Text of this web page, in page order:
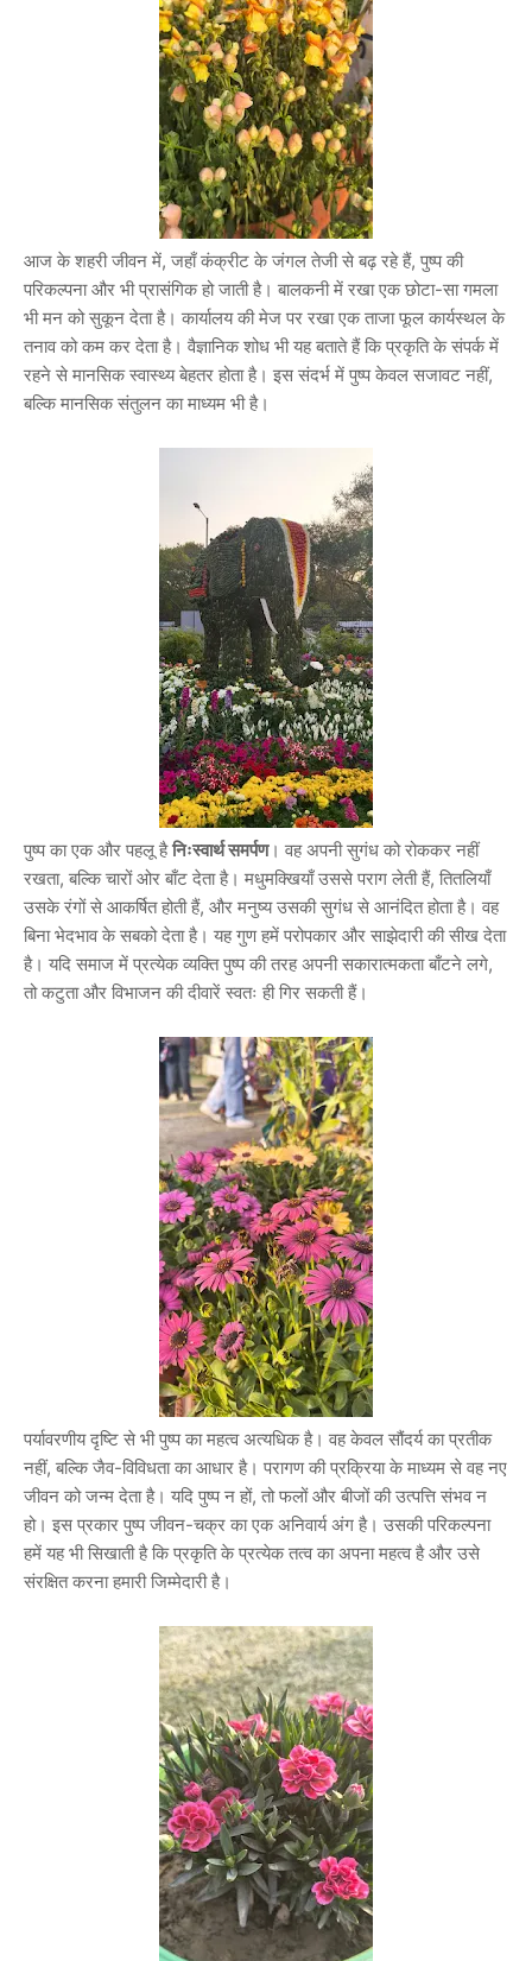
आज के शहरी जीवन में, जहाँ कंक्रीट के जंगल तेजी से बढ़ रहे हैं, पुष्प की
परिकल्पना और भी प्रासंगिक हो जाती है। बालकनी में रखा एक छोटा-सा गमला
भी मन को सुकून देता है। कार्यालय की मेज पर रखा एक ताजा फूल कार्यस्थल के
तनाव को कम कर देता है। वैज्ञानिक शोध भी यह बताते हैं कि प्रकृति के संपर्क में
रहने से मानसिक स्वास्थ्य बेहतर होता है। इस संदर्भ में पुष्प केवल सजावट नहीं,
बल्कि मानसिक संतुलन का माध्यम भी है।
पुष्प का एक और पहलू हैनिःस्वार्थ समर्पण। वह अपनी सुगंध को रोककर नहीं
रखता, बल्कि चारों ओर बाँट देता है। मधुमक्खियाँ उससे पराग लेती हैं, तितलियाँ
उसके रंगों से आकर्षित होती हैं, और मनुष्य उसकी सुगंध से आनंदित होता है। वह
बिना भेदभाव के सबको देता है। यह गुण हमें परोपकार और साझेदारी की सीख देता
है। यदि समाज में प्रत्येक व्यक्ति पुष्प की तरह अपनी सकारात्मकता बाँटने लगे,
तो कटुता और विभाजन की दीवारें स्वतः ही गिर सकती हैं।
पर्यावरणीय दृष्टि से भी पुष्प का महत्व अत्यधिक है। वह केवल सौंदर्य का प्रतीक
नहीं, बल्कि जैव-विविधता का आधार है। परागण की प्रक्रिया के माध्यम से वह नए
जीवन को जन्म देता है। यदि पुष्प न हों, तो फलों और बीजों की उत्पत्ति संभव न
हो। इस प्रकार पुष्प जीवन-चक्र का एक अनिवार्य अंग है। उसकी परिकल्पना
हमें यह भी सिखाती है कि प्रकृति के प्रत्येक तत्व का अपना महत्व है और उसे
संरक्षित करना हमारी जिम्मेदारी है।